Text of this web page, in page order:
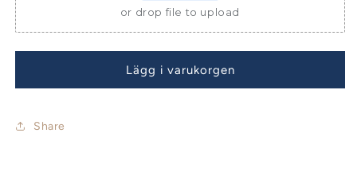
or drop file to upload
Lägg i varukorgen
Share